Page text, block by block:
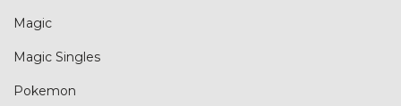
Magic
Magic Singles
Pokemon